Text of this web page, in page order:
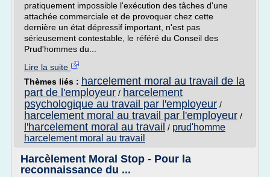
pratiquement impossible l'exécution des tâches d'une
attachée commerciale et de provoquer chez cette
dernière un état dépressif important, n'est pas
sérieusement contestable, le référé du Conseil des
Prud'hommes du...
Lire la suite
Thèmes liés : harcelement moral au travail de la
part de l'employeur / harcelement
psychologique au travail par l'employeur /
harcelement moral au travail par l'employeur /
l'harcelement moral au travail / prud'homme
harcelement moral au travail
Harcèlement Moral Stop - Pour la
reconnaissance du ...